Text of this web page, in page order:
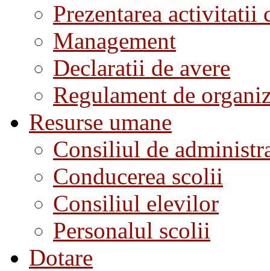
Prezentarea activitatii
Management
Declaratii de avere
Regulament de
Resurse umane
Consiliul de
Conducerea scolii
Consiliul elevilor
Personalul scolii
Dotare